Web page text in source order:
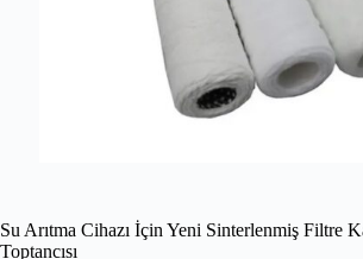
Su Arıtma Cihazı İçin Yeni Sinterlenmiş Filtre
Toptancısı